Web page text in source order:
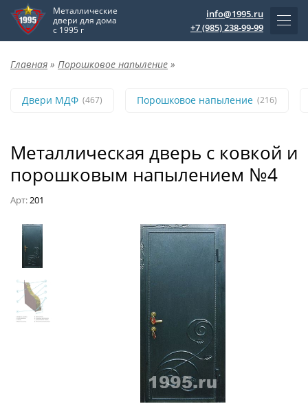
Металлические
двери для дома
с 1995 г
info@1995.ru
+7 (985) 238-99-99
Главная » Порошковое напыление »
Двери МДФ (467) Порошковое напыление (216)
Металлическая дверь с ковкой и
порошковым напылением №4
Арт:201